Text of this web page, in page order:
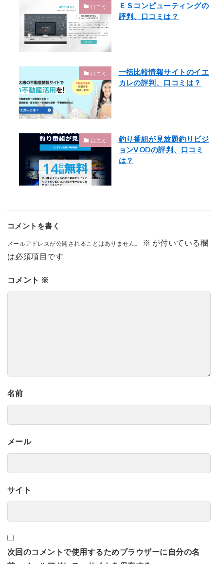
口コミ
ＥＳコンピューティングの
評判、口コミは？
口コミ
一括比較情報サイトのイエ
カレの評判、口コミは？
口コミ
釣り番組が見放題釣りビジ
ョンVODの評判、口コミ
は？
コメントを書く
メールアドレスが公開されることはありません。 ※ が付いている欄
は必須項目です
コメント ※
名前
メール
サイト
次回のコメントで使用するためブラウザーに自分の名